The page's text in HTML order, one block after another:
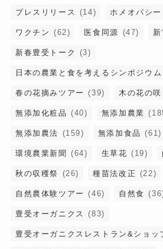
プレスリリース (14) ホメオパシー
ワクチン (62) 医食同源 (47) 新
新春豊受トーク (3)
日本の農業と食を考えるシンポジウム
春の花摘みツアー (39) 木の花の咲
無添加化粧品 (40) 無添加農業
無添加農法 (159) 無添加食品 (61)
環境農業新聞 (64) 生草花 (19)
秋の収穫祭 (26) 種苗法改正 (22)
自然農体験ツアー (46) 自然食
豊受オーガニクス (83)
豊受オーガニクスレストラン&ショッ